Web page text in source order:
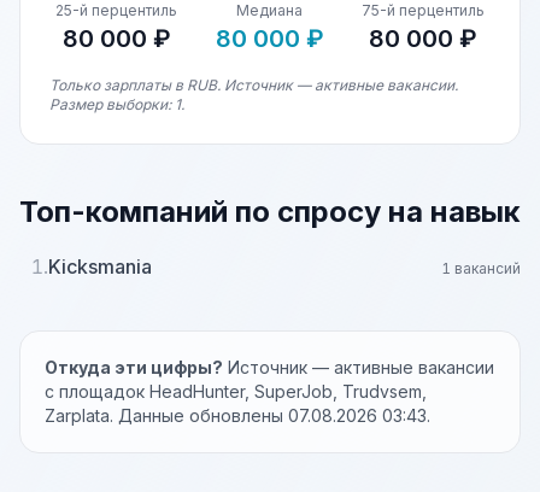
25-й перцентиль
80 000 ₽
Медиана
80 000 ₽
75-й перцентиль
80 000 ₽
Только зарплаты в RUB. Источник — активные вакансии.
Размер выборки: 1.
Топ-компаний по спросу на навык
1.Kicksmania 1 вакансий
Откуда эти цифры? Источник — активные вакансии
с площадок HeadHunter, SuperJob, Trudvsem,
Zarplata. Данные обновлены 07.08.2026 03:43.